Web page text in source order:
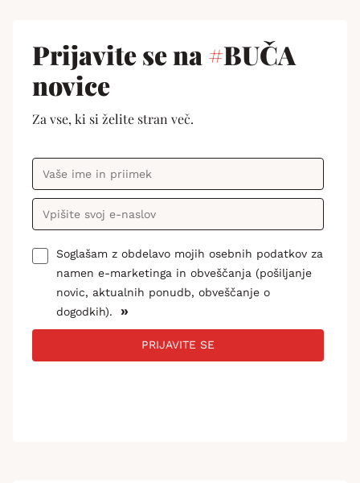
Prijavite se na#BUČA
novice
Za vse, ki si želite stran več.
Soglašam z obdelavo mojih osebnih podatkov za
namen e-marketinga in obveščanja (pošiljanje
novic, aktualnih ponudb, obveščanje o
dogodkih).
»
PRIJAVITE SE